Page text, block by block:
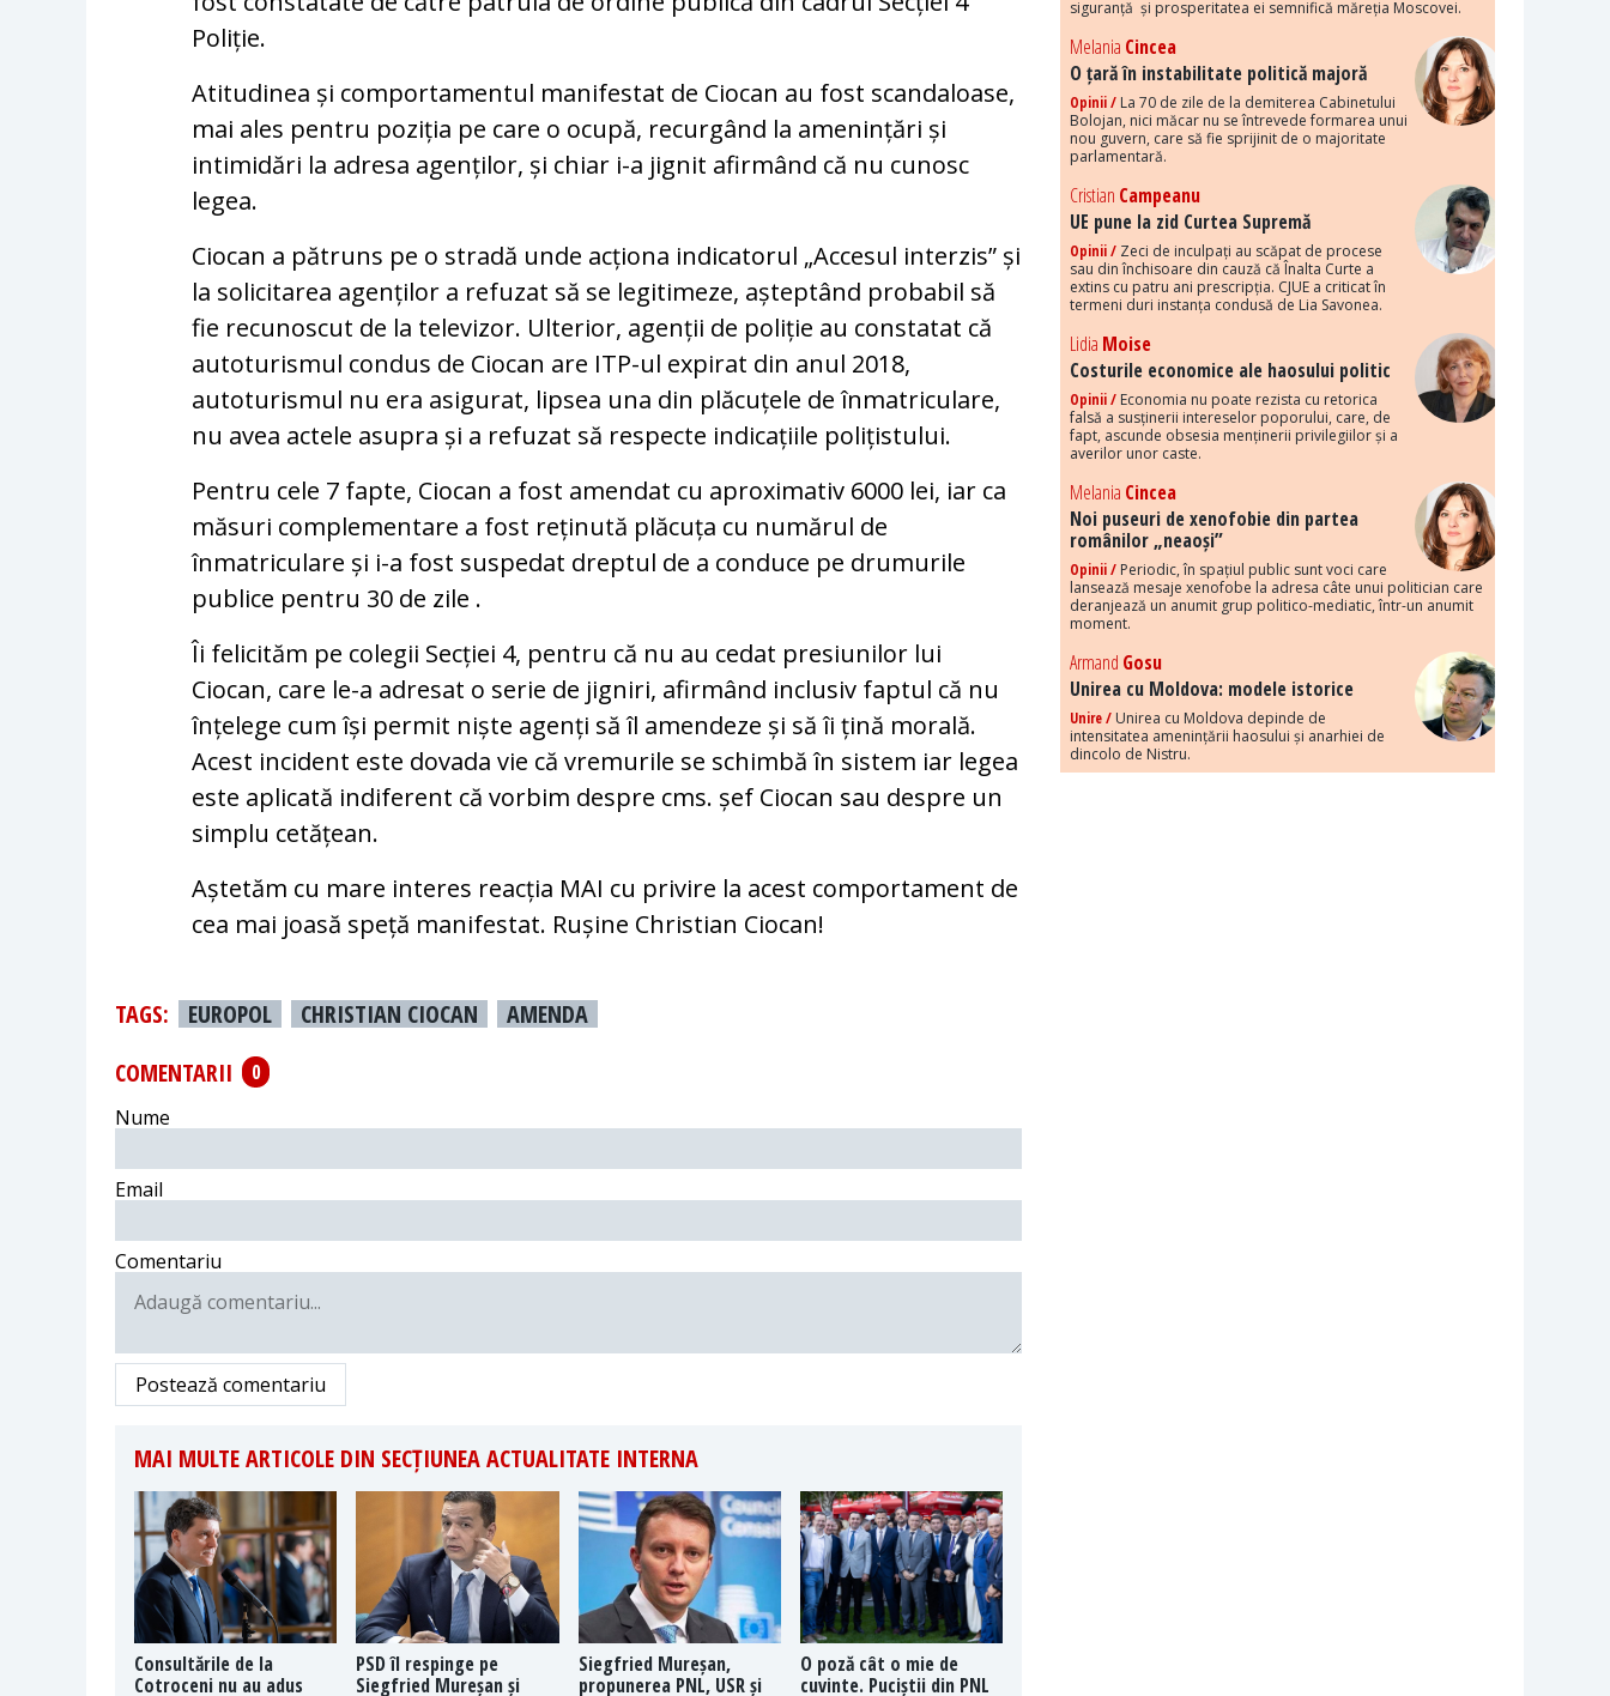
Poliție.
Atitudinea și comportamentul manifestat de Ciocan au fost scandaloase,
mai ales pentru poziția pe care o ocupă, recurgând la amenințări și
intimidări la adresa agenților, și chiar i-a jignit afirmând că nu cunosc
legea.
Ciocan a pătruns pe o stradă unde acționa indicatorul „Accesul interzis” și
la solicitarea agenților a refuzat să se legitimeze, așteptând probabil să
fie recunoscut de la televizor. Ulterior, agenții de poliție au constatat că
autoturismul condus de Ciocan are ITP-ul expirat din anul 2018,
autoturismul nu era asigurat, lipsea una din plăcuțele de înmatriculare,
nu avea actele asupra și a refuzat să respecte indicațiile polițistului.
Pentru cele 7 fapte, Ciocan a fost amendat cu aproximativ 6000 lei, iar ca
măsuri complementare a fost reținută plăcuța cu numărul de
înmatriculare și i-a fost suspedat dreptul de a conduce pe drumurile
publice pentru 30 de zile .
Îi felicităm pe colegii Secției 4, pentru că nu au cedat presiunilor lui
Ciocan, care le-a adresat o serie de jigniri, afirmând inclusiv faptul că nu
înțelege cum își permit niște agenți să îl amendeze și să îi țină morală.
Acest incident este dovada vie că vremurile se schimbă în sistem iar legea
este aplicată indiferent că vorbim despre cms. șef Ciocan sau despre un
simplu cetățean.
Aștetăm cu mare interes reacția MAI cu privire la acest comportament de
cea mai joasă speță manifestat. Rușine Christian Ciocan!
TAGS: EUROPOL CHRISTIAN CIOCAN
AMENDA
COMENTARII
0
Nume
Email
Comentariu
Postează comentariu
MAI MULTE ARTICOLE DIN SECȚIUNEA ACTUALITATE INTERNA
Consultările de la
Cotroceni nu au adus
PSD îl respinge pe
Siegfried Mureșan și
Siegfried Mureșan,
propunerea PNL, USR și
O poză cât o mie de
cuvinte. Puciștii din PNL
siguranță și prosperitatea ei semnifică măreția Moscovei.
Melania Cincea
O țară în instabilitate politică majoră
Opinii / La 70 de zile de la demiterea Cabinetului
Bolojan, nici măcar nu se întrevede formarea unui
nou guvern, care să fie sprijinit de o majoritate
parlamentară.
Cristian Campeanu
UE pune la zid Curtea Supremă
Opinii / Zeci de inculpați au scăpat de procese
sau din închisoare din cauză că Înalta Curte a
extins cu patru ani prescripția. CJUE a criticat în
termeni duri instanța condusă de Lia Savonea.
Lidia Moise
Costurile economice ale haosului politic
Opinii / Economia nu poate rezista cu retorica
falsă a susținerii intereselor poporului, care, de
fapt, ascunde obsesia menținerii privilegiilor și a
averilor unor caste.
Melania Cincea
Noi puseuri de xenofobie din partea
românilor „neaoși”
Opinii / Periodic, în spațiul public sunt voci care
lansează mesaje xenofobe la adresa câte unui politician care
deranjează un anumit grup politico-mediatic, într-un anumit
moment.
Armand Gosu
Unirea cu Moldova: modele istorice
Unire / Unirea cu Moldova depinde de
intensitatea amenințării haosului și anarhiei de
dincolo de Nistru.